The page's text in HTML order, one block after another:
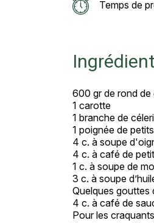
Temps de
600 gr de rond de
1 carotte
1 branche de céleri
1 poignée de
4 c. à soupe
4 c. à café de
1 c. à soupe de
3 c. à soupe
Quelques gouttes
4 c. à café de
Pour les